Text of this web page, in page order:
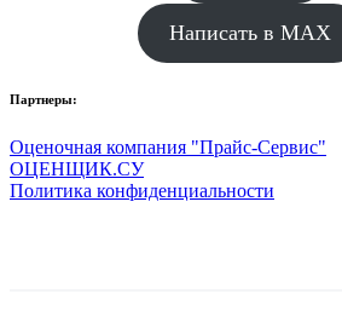
Написать в MAX
Партнеры:
Оценочная компания "Прайс-Сервис"
ОЦЕНЩИК.СУ
Политика конфиденциальности